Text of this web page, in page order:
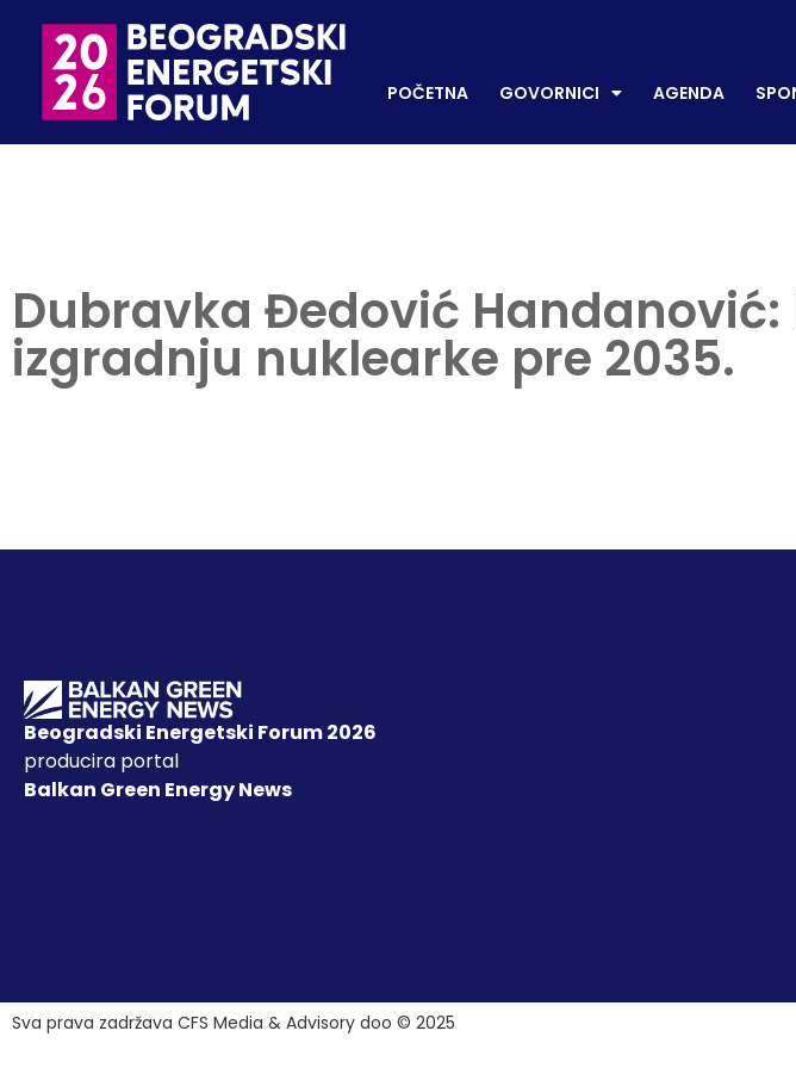
POČETNA
POČETNA GOVORNICI AGENDA
Dubravka Đedović
izgradnju nuklearke pre 2035.
Beogradski Energetski Forum 2026
producira portal
Balkan Green Energy News
Sva prava zadržava CFS Media & Advisory doo © 2025